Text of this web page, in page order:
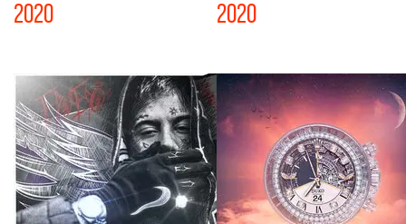
2020 2020